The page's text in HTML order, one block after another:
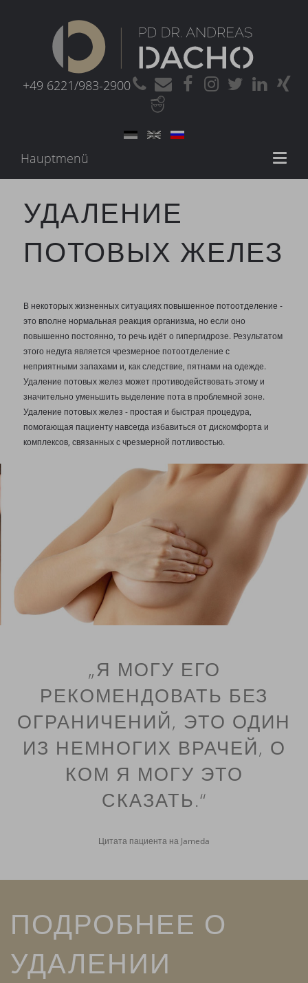
+49 6221/983-2900
Hauptmenü
УДАЛЕНИЕ
ПОТОВЫХ ЖЕЛЕЗ
В некоторых жизненных ситуациях повышенное потоотделение -
это вполне нормальная реакция организма, но если оно
повышенно постоянно, то речь идёт о гипергидрозе. Результатом
этого недуга является чрезмерное потоотделение с
неприятными запахами и, как следствие, пятнами на одежде.
Удаление потовых желез может противодействовать этому и
значительно уменьшить выделение пота в проблемной зоне.
Удаление потовых желез - простая и быстрая процедура,
помогающая пациенту навсегда избавиться от дискомфорта и
комплексов, связанных с чрезмерной потливостью.
„Я МОГУ ЕГО
РЕКОМЕНДОВАТЬ БЕЗ
ОГРАНИЧЕНИЙ, ЭТО ОДИН
ИЗ НЕМНОГИХ ВРАЧЕЙ, О
КОМ Я МОГУ ЭТО
СКАЗАТЬ.“
Цитата пациента на Jameda
ПОДРОБНЕЕ О
УДАЛЕНИИ